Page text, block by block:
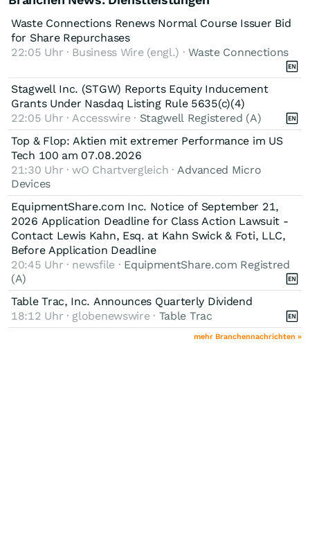
Waste Connections Renews Normal Course Issuer Bid
for Share Repurchases
22:05 Uhr · Business Wire (engl.) ·Waste Connections
Stagwell Inc. (STGW) Reports Equity Inducement
Grants Under Nasdaq Listing Rule 5635(c)(4)
22:05 Uhr · Accesswire · Stagwell Registered (A)
Top & Flop: Aktien mit extremer Performance im US
Tech 100 am 07.08.2026
21:30 Uhr · wO Chartvergleich · Advanced Micro
Devices
EquipmentShare.com Inc. Notice of September 21,
2026 Application Deadline for Class Action Lawsuit -
Contact Lewis Kahn, Esq. at Kahn Swick & Foti, LLC,
Before Application Deadline
20:45 Uhr · newsfile · EquipmentShare.com Registred
(A)
Table Trac, Inc. Announces Quarterly Dividend
18:12 Uhr · globenewswire · Table Trac
mehr Branchennachrichten »